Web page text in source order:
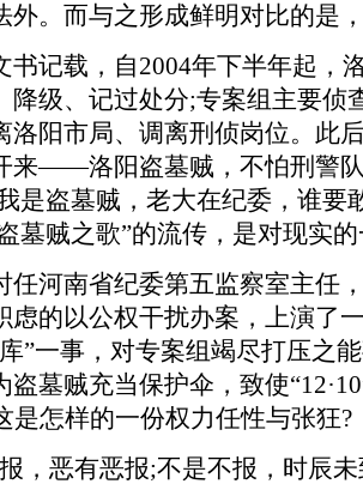
外。而与之形成鲜明对比的是
记载，自2004年下半年起，
降级、记过处分;专案组主要侦
洛阳市局、调离刑侦岗位。此
来——洛阳盗墓贼，不怕刑警
是盗墓贼，老大在纪委，谁要
墓贼之歌”的流传，是对现实
河南省纪委第五监察室主任
虑的以公权干扰办案，上演了
”一事，对专案组竭尽打压之
盗墓贼充当保护伞，致使
是怎样的一份权力任性与张狂?
恶有恶报;不是不报，时辰未